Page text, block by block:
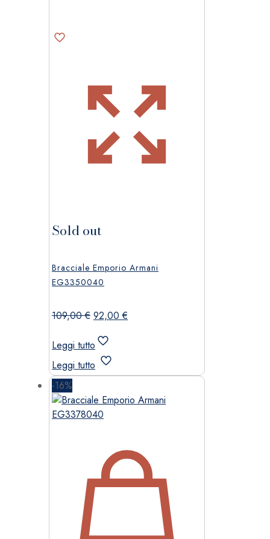
Sold out
Bracciale Emporio Armani
EG3350040
109,00€ Il
originale
era:
109,00 €.
92,00€
92,00 €.
Leggi tutto
Leggi tutto
-16%